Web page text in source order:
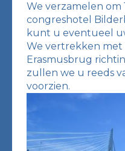
We verzamelen om
congreshotel
kunt u eventueel
We vertrekken met
Erasmusbrug
zullen we u reeds
voorzien.